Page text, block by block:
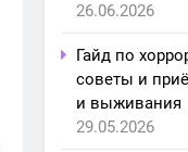
26.06.2026
Гайд по
советы и
и выживания
29.05.2026